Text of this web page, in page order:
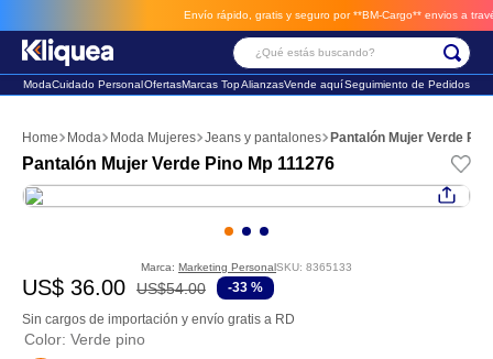
Envío rápido, gratis y seguro por **BM-Cargo** envios a través de BM-Cargo
¿Qué estás buscando?
ModaCuidado PersonalOfertasMarcas TopAlianzasVende aquíSeguimiento de Pedidos
Moda Moda Mujeres Jeans y pantalones Pantalón Mujer Verde
Pantalón Mujer Verde Pino Mp 111276
Marca: Marketing PersonalSKU: 8365133
US$ 36.00 US$54.00 -33 %
Sin cargos de importación y envío gratis a RD
Color: Verde pino
2. futbol